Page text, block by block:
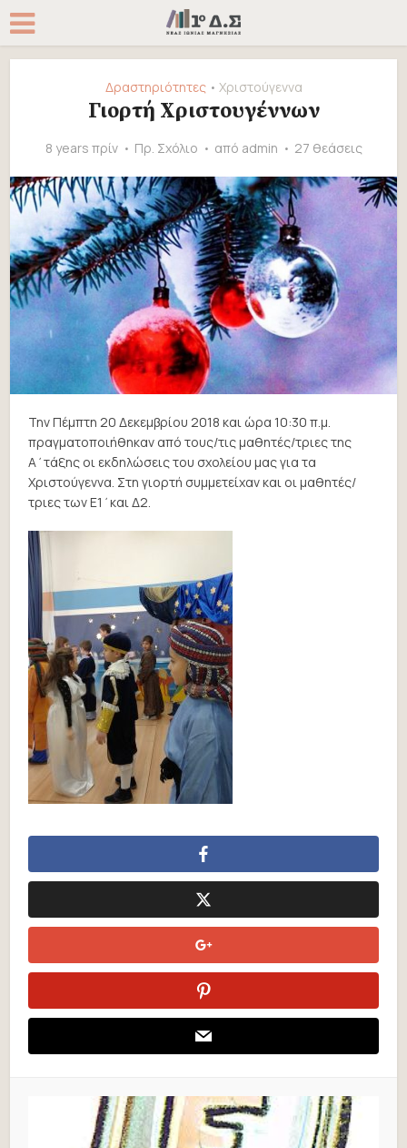
Δραστηριότητες • Χριστούγεννα
Γιορτή Χριστουγέννων
8 years πρίν Πρ. Σχόλιο από admin 27 θεάσεις
Την Πέμπτη 20 Δεκεμβρίου 2018 και ώρα 10:30 π.μ.
πραγματοποιήθηκαν από τους/τις μαθητές/τριες της
Α΄τάξης οι εκδηλώσεις του σχολείου μας για τα
Χριστούγεννα. Στη γιορτή συμμετείχαν και οι μαθητές/
τριες των Ε1΄και Δ2.